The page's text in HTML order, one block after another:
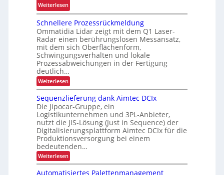
c
y
c
l
i
n
g
h
ö
f
e
i
e
u
n
d
P
r
z
i
s
i
o
n
i
m
i
n
t
s
i
c
h
e
r
h
i
t
d
u
r
c
h
Weiterlesen:
N
e
u
e
E
F
-
B
a
u
r
e
i
h
e
n
Schnellere Prozessrückmeldung
Ommatidia Lidar zeigt mit dem Q1 Laser-
Radar einen berührungslosen Messansatz,
mit dem sich Oberflächenform,
Schwingungsverhalten und lokale
Prozessabweichungen in der Fertigung
deutlich…
Weiterlesen:
S
c
h
n
e
l
l
e
r
e
P
r
o
Sequenzlieferung dank Aimtec DCIx
Die Jipocar-Gruppe, ein
Logistikunternehmen und 3PL-Anbieter,
nutzt die JIS-Lösung (Just in Sequence) der
Digitalisierungsplattform Aimtec DCIx für die
Produktionsversorgung bei einem
bedeutenden…
Weiterlesen:
S
Automatisiertes Palettenmanagement